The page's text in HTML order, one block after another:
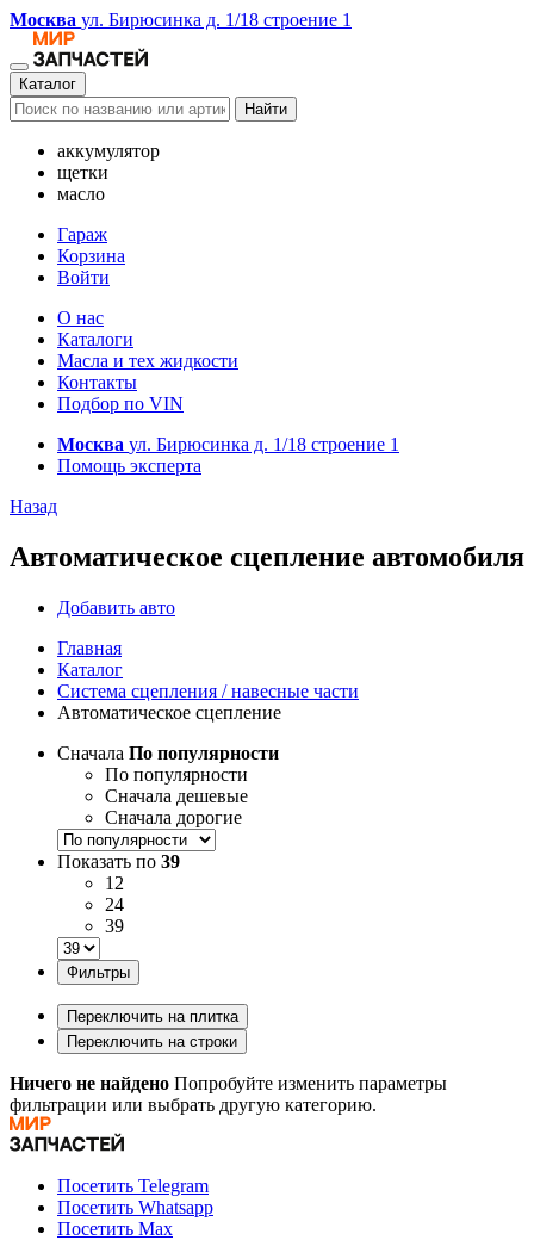
Москва ул. Бирюсинка д. 1/18 строение 1
Каталог
Найти
аккумулятор
щетки
масло
Гараж
Корзина
Войти
О нас
Каталоги
Масла и тех жидкости
Контакты
Подбор по VIN
Москва ул. Бирюсинка д. 1/18 строение 1
Помощь эксперта
Назад
Автоматическое сцепление автомобиля
Добавить авто
Главная
Каталог
Система сцепления / навесные части
Автоматическое сцепление
Сначала По популярности
По популярности
Сначала дешевые
Сначала дорогие
Показать по 39
12
24
39
Фильтры
Переключить на плитка
Переключить на строки
Ничего не найдено Попробуйте изменить параметры
фильтрации или выбрать другую категорию.
Посетить Telegram
Посетить Whatsapp
Посетить Max